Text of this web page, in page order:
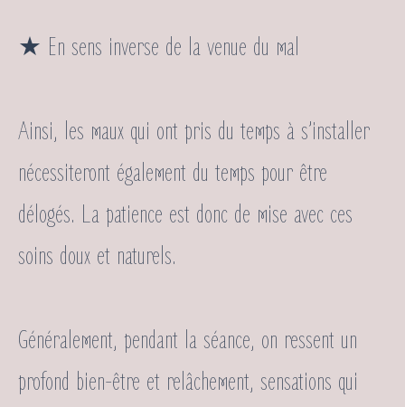
★ En sens inverse de la venue du mal
Ainsi, les maux qui ont pris du temps à s’installer
nécessiteront également du temps pour être
délogés. La patience est donc de mise avec ces
soins doux et naturels.
Généralement, pendant la séance, on ressent un
profond bien-être et relâchement, sensations qui